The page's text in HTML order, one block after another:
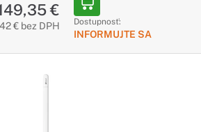
€
€ bez DPH Dostupnosť:
INFORMUJTE SA